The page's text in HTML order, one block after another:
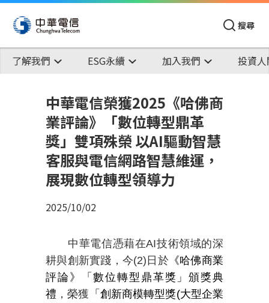
搜尋
了解我們 ESG永續 加入我們 投資
中華電信榮獲2025《哈佛商
業評論》「數位轉型鼎革
獎」雙項殊榮 以AI驅動智慧
客服與電信網路智慧維運，
展現數位轉型領導力
2025/10/02
中華電信憑藉在AI技術領域的深
耕與創新實踐，今(2) 日於《哈佛商業
評論》「數位轉型鼎革獎」頒獎典
禮 ，榮獲 「創新商模轉型獎(大型企業